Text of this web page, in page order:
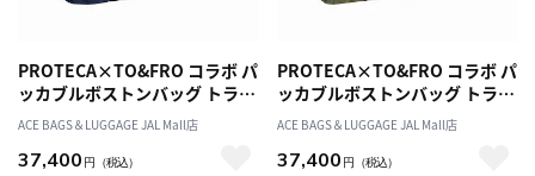
PROTECA×TO&FRO コラボ パ
ッカブルボストンバッグ トラベ
ル FUU-PACK B 軽量 撥水加工
ACE BAGS＆LUGGAGE JAL Mall店
37,400 円 （税込）
PROTECA×TO&FRO コラボ パ
ッカブルボストンバッグ トラベ
ル FUU-PACK B 軽量 撥水加工
ACE BAGS＆LUGGAGE JAL Mall店
37,400 円 （税込）